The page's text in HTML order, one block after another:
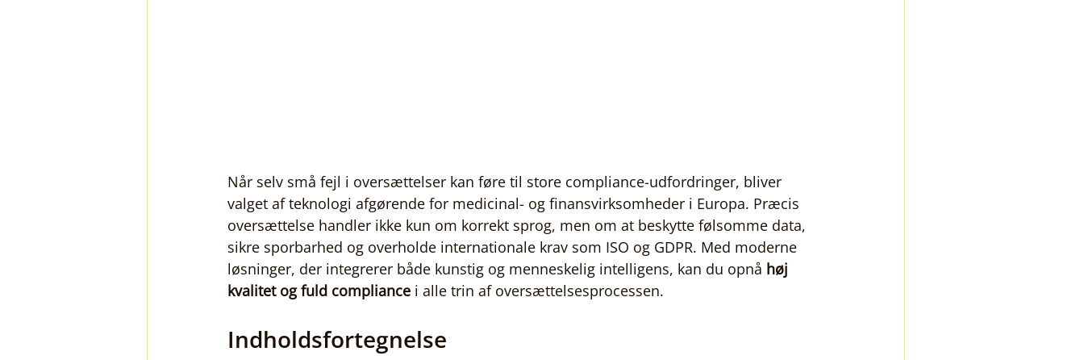
Når selv små fejl i oversættelser kan føre til store compliance-udfordringer, bliver
valget af teknologi afgørende for medicinal- og finansvirksomheder i Europa. Præcis
oversættelse handler ikke kun om korrekt sprog, men om at beskytte følsomme data,
sikre sporbarhed og overholde internationale krav som ISO og GDPR. Med moderne
løsninger, der integrerer både kunstig og menneskelig intelligens, kan du opnå høj
kvalitet og fuld compliance i alle trin af oversættelsesprocessen.
Indholdsfortegnelse